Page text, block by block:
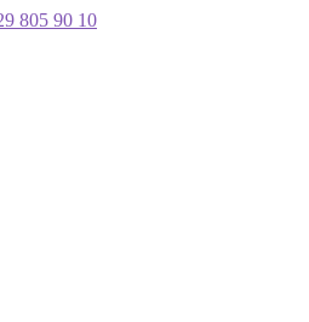
805 90 10